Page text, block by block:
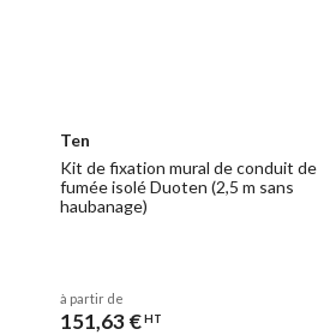
Ten
Kit de fixation mural de conduit de
fumée isolé Duoten (2,5 m sans
haubanage)
à partir de
151,63 €HT